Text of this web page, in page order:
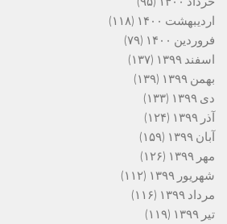
اردیبهشت ۱۴۰۰
(۱۱۸)
فروردین ۱۴۰۰
(۷۹)
اسفند ۱۳۹۹
(۱۳۷)
بهمن ۱۳۹۹
(۱۳۹)
دی ۱۳۹۹
(۱۳۳)
آذر ۱۳۹۹
(۱۲۴)
آبان ۱۳۹۹
(۱۵۹)
مهر ۱۳۹۹
(۱۲۶)
شهریور ۱۳۹۹
(۱۱۲)
مرداد ۱۳۹۹
(۱۱۶)
تیر ۱۳۹۹
(۱۱۹)